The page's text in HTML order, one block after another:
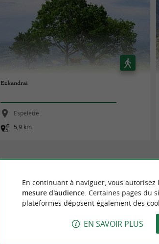
Ezkandrai
Espelette
5,9 km
En continuant à naviguer, vous
mesure d'audience. Certaines pages du
plateformes déposent également des
EN SAVOIR PLUS